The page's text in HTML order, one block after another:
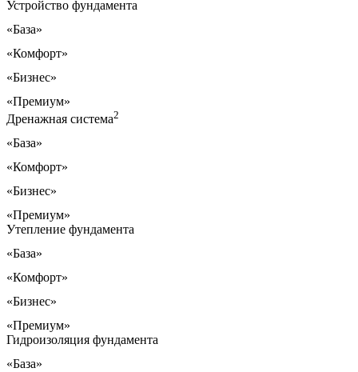
Устройство фундамента
«База»
«Комфорт»
«Бизнес»
«Премиум»
Дренажная система2
«База»
«Комфорт»
«Бизнес»
«Премиум»
Утепление фундамента
«База»
«Комфорт»
«Бизнес»
«Премиум»
Гидроизоляция фундамента
«База»